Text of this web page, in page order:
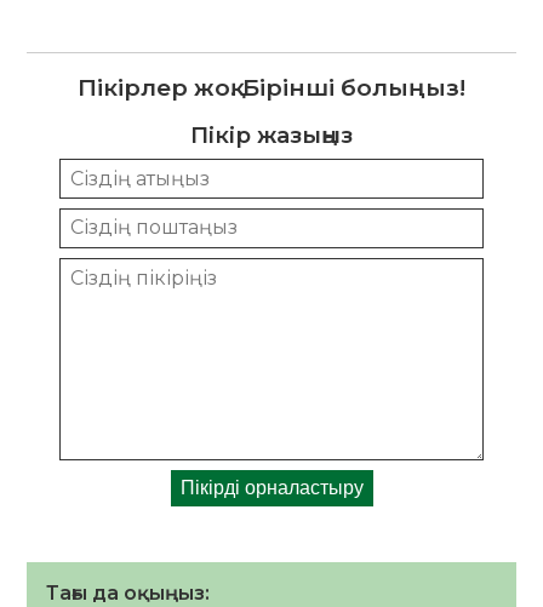
Пікірлер жоқ. Бірінші болыңыз!
Пікір жазыңыз
Тағы да оқыңыз: